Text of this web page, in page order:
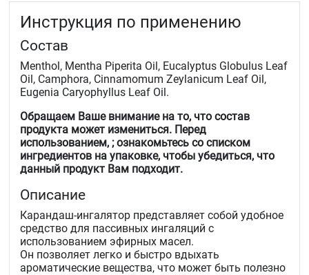
Инструкция по применению
Состав
Menthol, Mentha Piperita Oil, Eucalyptus Globulus Leaf
Oil, Camphora, Cinnamomum Zeylanicum Leaf Oil,
Eugenia Caryophyllus Leaf Oil.
Обращаем Ваше внимание на то, что состав
продукта может измениться. Перед
использованием, ; ознакомьтесь со списком
ингредиентов на упаковке, чтобы убедиться, что
данный продукт Вам подходит.
Описание
Карандаш-ингалятор представляет собой удобное
средство для пассивных ингаляций с
использованием эфирных масел.
Он позволяет легко и быстро вдыхать
ароматические вещества, что может быть полезно